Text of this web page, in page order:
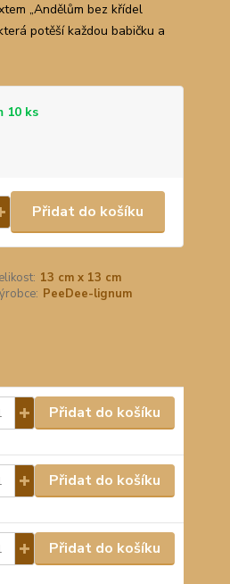
„Andělům bez křídel
potěší každou babičku a
10 ks
Přidat do košíku
13 cm x 13 cm
PeeDee-lignum
Přidat do košíku
Přidat do košíku
Přidat do košíku